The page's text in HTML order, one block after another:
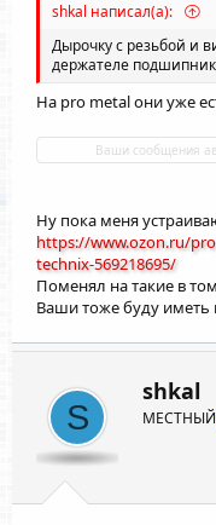
shkal написал(а):
Дырочку с резьбой и
держателе
На pro metal они уже
Ваши сообщения
Ну пока меня
https://www.ozon.ru/
technix-569218695/
Поменял на такие в
Ваши тоже буду иметь
S
shkal
МЕСТНЫЙ